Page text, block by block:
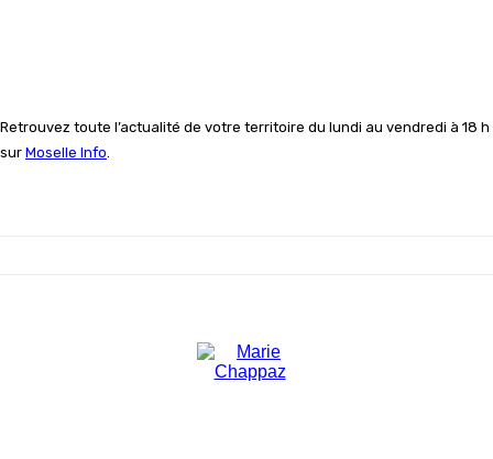
Retrouvez toute l’actualité de votre territoire du lundi au vendredi à 18 h
sur Moselle Info.